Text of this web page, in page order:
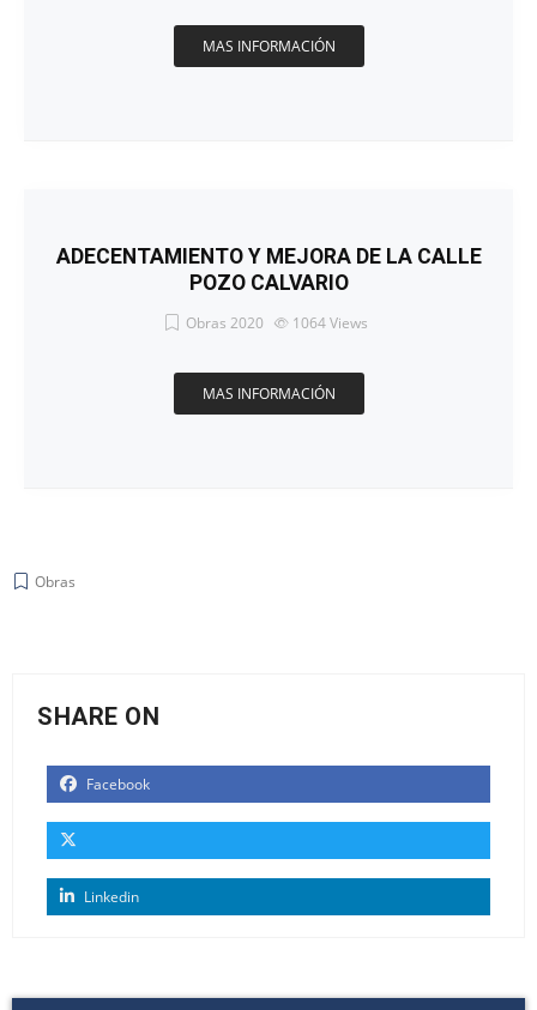
MAS INFORMACIÓN
ADECENTAMIENTO Y MEJORA DE LA CALLE
POZO CALVARIO
Obras 2020 1064Views
MAS INFORMACIÓN
Obras
SHARE ON
Facebook
Linkedin